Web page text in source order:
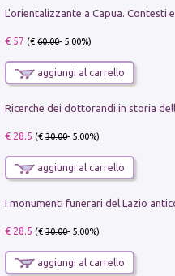
€ 57 (€60.00- 5.00%)
aggiungi al carrello
€ 28.5 (€30.00- 5.00%)
aggiungi al carrello
€ 28.5 (€30.00- 5.00%)
aggiungi al carrello